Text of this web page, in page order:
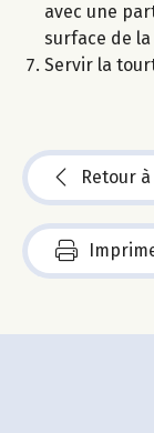
avec une
surface de
Servir la
Retour